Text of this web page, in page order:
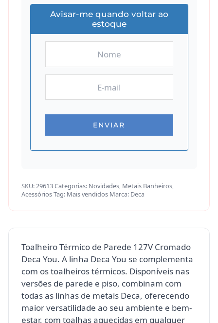
Avisar-me quando voltar ao
estoque
SKU:29613Categorias: Novidades, Metais Banheiros,
AcessóriosTag: Mais vendidos Marca: Deca
Toalheiro Térmico de Parede 127V Cromado
Deca You. A linha Deca You se complementa
com os toalheiros térmicos. Disponíveis nas
versões de parede e piso, combinam com
todas as linhas de metais Deca, oferecendo
maior versatilidade ao seu ambiente e bem-
estar, com toalhas aquecidas em qualquer